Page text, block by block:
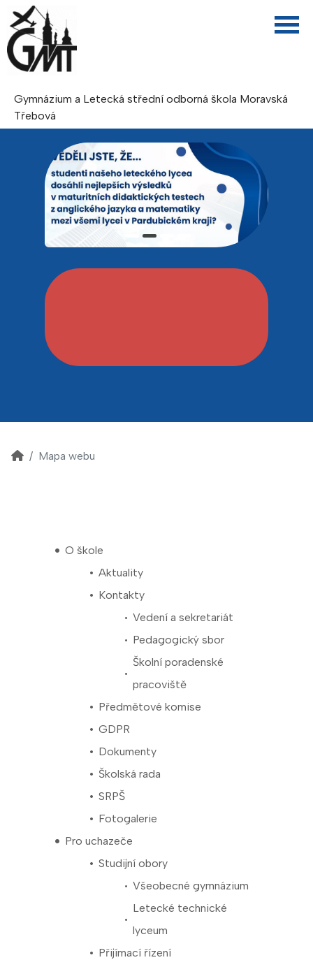
Gymnázium a Letecká střední odborná škola Moravská
Třebová
Mapa webu
O škole
Aktuality
Kontakty
Vedení a sekretariát
Pedagogický sbor
Školní poradenské
pracoviště
Předmětové komise
GDPR
Dokumenty
Školská rada
SRPŠ
Fotogalerie
Pro uchazeče
Studijní obory
Všeobecné gymnázium
Letecké technické
lyceum
Přijímací řízení